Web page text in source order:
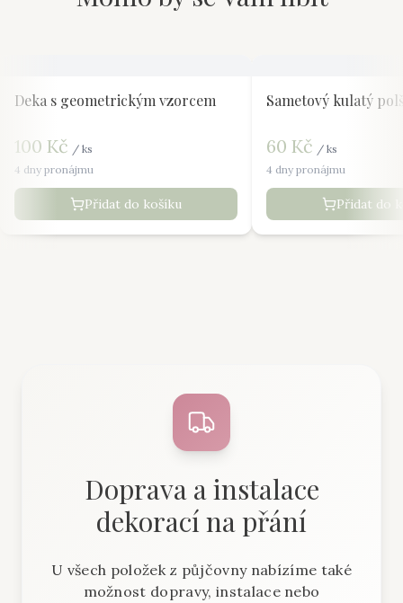
Deka s geometrickým vzorcem
100 Kč / ks
4 dny pronájmu
Přidat do košíku
Sametový kulatý
60 Kč / ks
4 dny pronájmu
Přidat do
Doprava a instalace
dekorací na přání
U všech položek z půjčovny nabízíme také
možnost dopravy, instalace nebo